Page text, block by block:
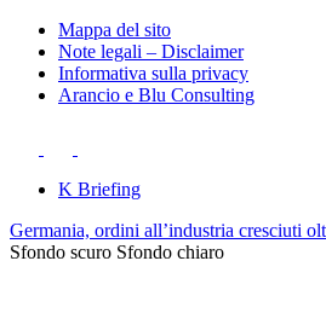
Mappa del sito
Note legali – Disclaimer
Informativa sulla privacy
Arancio e Blu Consulting
K Briefing
Germania, ordini all’industria cresciuti
Sfondo scuro Sfondo chiaro